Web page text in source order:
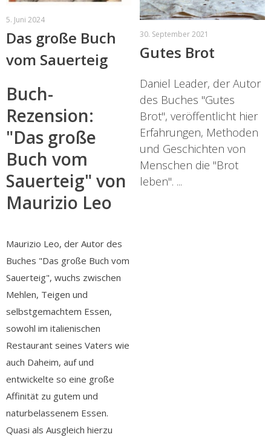
5. Juni 2024
Das große Buch
vom Sauerteig
Buch-
Rezension:
"Das große
Buch vom
Sauerteig" von
Maurizio Leo
Maurizio Leo, der Autor des
Buches "Das große Buch vom
Sauerteig", wuchs zwischen
Mehlen, Teigen und
selbstgemachtem Essen,
sowohl im italienischen
Restaurant seines Vaters wie
auch Daheim, auf und
entwickelte so eine große
Affinität zu gutem und
naturbelassenem Essen.
Quasi als Ausgleich hierzu
30. September 2021
Gutes Brot
Daniel Leader, der Autor
des Buches "Gutes
Brot", veröffentlicht hier
Erfahrungen, Methoden
und Geschichten von
Menschen die "Brot
leben". ...